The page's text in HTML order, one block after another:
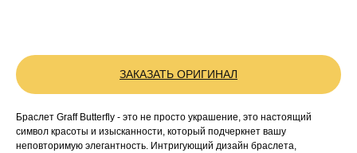
ЗАКАЗАТЬ ОРИГИНАЛ
Браслет Graff Butterfly - это не просто украшение, это настоящий
символ красоты и изысканности, который подчеркнет вашу
неповторимую элегантность. Интригующий дизайн браслета,